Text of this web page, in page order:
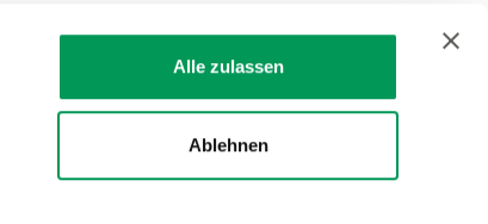
Alle zulassen
Ablehnen